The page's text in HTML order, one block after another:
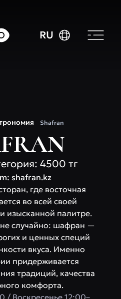
RU
Shafran
4500 тг
shafran.kz
где восточная
во всей своей
изысканной палитре.
случайно: шафран —
и ценных специй
вкуса. Именно
придерживается
традиций, качества
комфорта.
/ Воскресенье 12:00–